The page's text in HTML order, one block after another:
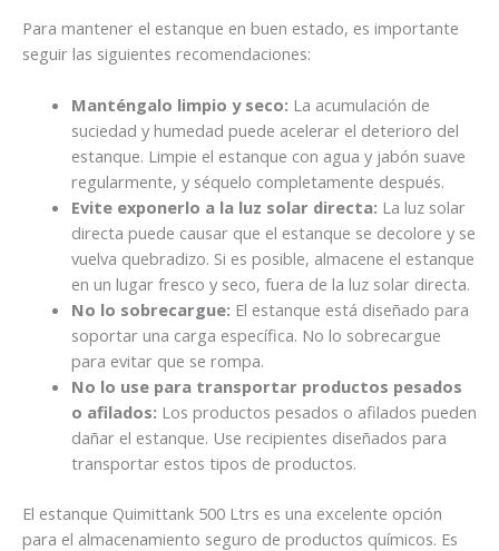
Para mantener el estanque en buen estado, es importante
seguir las siguientes recomendaciones:
Manténgalo limpio y seco: La acumulación de
suciedad y humedad puede acelerar el deterioro del
estanque. Limpie el estanque con agua y jabón suave
regularmente, y séquelo completamente después.
Evite exponerlo a la luz solar directa: La luz solar
directa puede causar que el estanque se decolore y se
vuelva quebradizo. Si es posible, almacene el estanque
en un lugar fresco y seco, fuera de la luz solar directa.
No lo sobrecargue: El estanque está diseñado para
soportar una carga específica. No lo sobrecargue
para evitar que se rompa.
No lo use para transportar productos pesados
o afilados: Los productos pesados o afilados pueden
dañar el estanque. Use recipientes diseñados para
transportar estos tipos de productos.
El estanque Quimittank 500 Ltrs es una excelente opción
para el almacenamiento seguro de productos químicos. Es